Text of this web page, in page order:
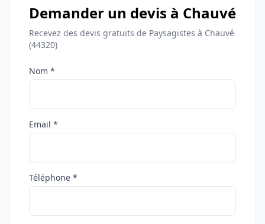
Demander un devis à Chauvé
Recevez des devis gratuits de Paysagistes à Chauvé
(44320)
Nom *
Email *
Téléphone *